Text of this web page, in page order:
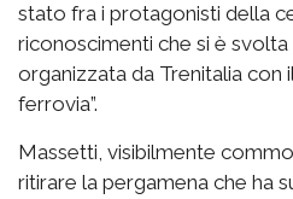
stato fra i protagonisti della
riconoscimenti che si è
organizzata da Trenitalia con
ferrovia”.
Massetti, visibilmente
ritirare la pergamena che ha